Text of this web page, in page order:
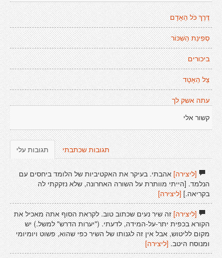
דֶּרֶךְ כֹּל הַאָדָם
סְפִינַת הַשִׁכּוֹר
ביכורים
צֵל הַאָטָד
עתה אשק לך
קשור אלי
תגובות עלי תגובות שכתבתי
[ליצירה]אהבתי. בעיקר את האקטיביות של הלומד ביחסים עם
הנלמד. [הייתי מוותרת על השורה האחרונה, שלא נזקקתי לה
בקריאה.] [ליצירה]
[ליצירה]זה שיר נעים שכתוב טוב. לקראת הסוף אתה מאכיל את
הקורא בכפית יתר-על-המידה, לדעתי. ("יערות הדרש" למשל.) יש
מקום לליטוש, אבל אין זה לגנותו של השיר כפי שהוא, פשוט ויומיומי
ומנוסח היטב. [ליצירה]